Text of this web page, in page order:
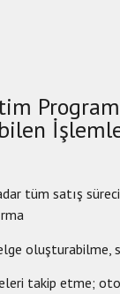
tüm satış
oluşturabilme,
takip etme;